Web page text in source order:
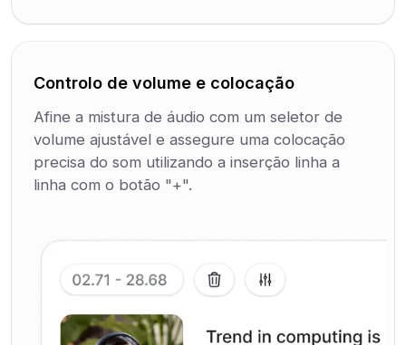
Controlo de volume e colocação
Afine a mistura de áudio com um seletor de
volume ajustável e assegure uma colocação
precisa do som utilizando a inserção linha a
linha com o botão "+".